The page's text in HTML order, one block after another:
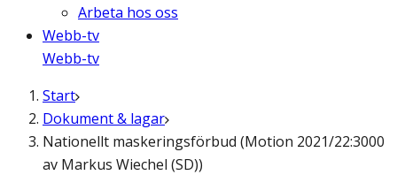
Arbeta hos oss
Webb-tv
Webb-tv
Start
Dokument & lagar
Nationellt maskeringsförbud (Motion 2021/22:3000
av Markus Wiechel (SD))